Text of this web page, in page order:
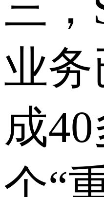
业
成40
个“